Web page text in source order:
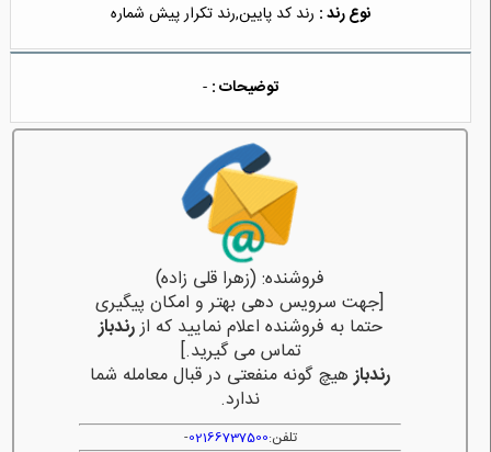
نوع رند : رند کد پایین,رند تکرار پیش شماره
توضیحات : -
فروشنده: (زهرا قلی زاده)
[جهت سرویس دهی بهتر و امکان پیگیری
حتما به فروشنده اعلام نمایید که ازرندباز
تماس می گیرید.]
رندبازهیچ گونه منفعتی در قبال معامله شما
ندارد.
تلفن:02166737500
-